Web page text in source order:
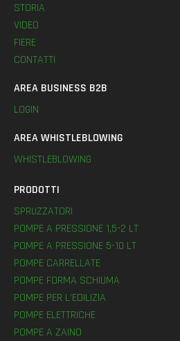
STORIA
VIDEO
FIERE
CONTATTI
AREA BUSINESS B2B
LOGIN
AREA WHISTLEBLOWING
WHISTLEBLOWING
PRODOTTI
SPRUZZATORI
POMPE A PRESSIONE 1,5-2 LT
POMPE A PRESSIONE 5-10 LT
POMPE CARRELLATE
POMPE FORMA SCHIUMA
POMPE PER L’EDILIZIA
POMPE ELETTRICHE
POMPE A ZAINO